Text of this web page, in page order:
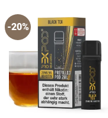
-20%